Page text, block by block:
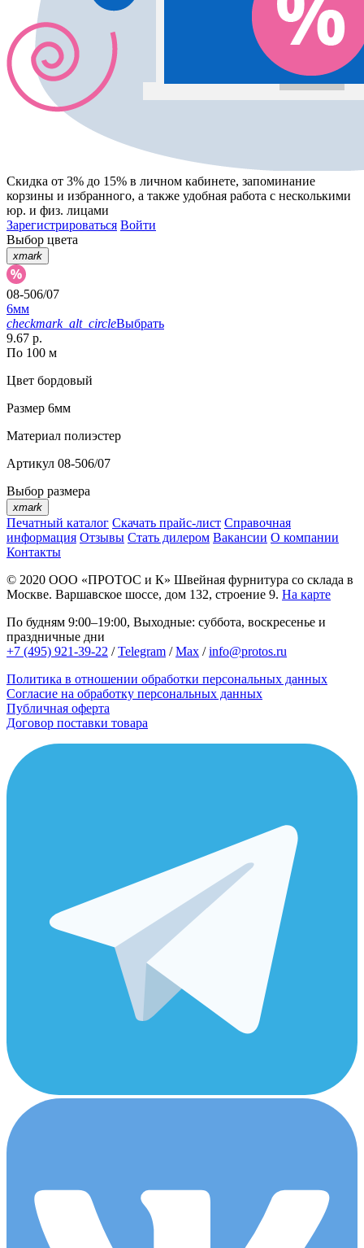
Скидка от 3% до 15% в личном кабинете, запоминание
корзины и избранного, а также удобная работа с несколькими
юр. и физ. лицами
Зарегистрироваться Войти
Выбор цвета
xmark
08-506/07
6мм
checkmark_alt_circleВыбрать
9.67 р.
По 100 м
Цвет бордовый
Размер 6мм
Материал полиэстер
Артикул 08-506/07
Выбор размера
xmark
Печатный каталог Скачать прайс-лист Справочная
информация Отзывы Стать дилером Вакансии О компании
Контакты
© 2020 ООО «ПРОТОС и К» Швейная фурнитура со склада в
Москве. Варшавское шоссе, дом 132, строение 9. На карте
По будням 9:00–19:00, Выходные: суббота, воскресенье и
праздничные дни
+7 (495) 921-39-22 /Telegram /Max /info@protos.ru
Политика в отношении обработки персональных данных
Согласие на обработку персональных данных
Публичная оферта
Договор поставки товара